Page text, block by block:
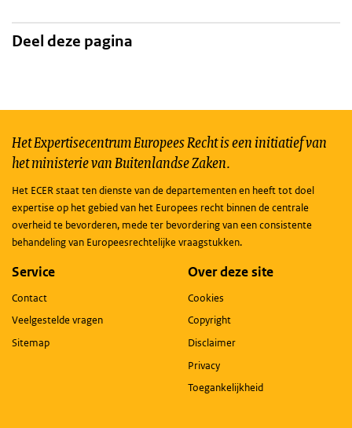
Deel deze pagina
Het Expertisecentrum Europees Recht is een initiatief van
het ministerie van Buitenlandse Zaken.
Het ECER staat ten dienste van de departementen en heeft tot doel
expertise op het gebied van het Europees recht binnen de centrale
overheid te bevorderen, mede ter bevordering van een consistente
behandeling van Europeesrechtelijke vraagstukken.
Service
Contact
Veelgestelde vragen
Sitemap
Over deze site
Cookies
Copyright
Disclaimer
Privacy
Toegankelijkheid